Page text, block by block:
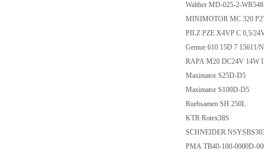
Walther MD-025-2-
MINIMOTOR MC 320
PILZ PZE X4VP C 0,5/
Gemue 610 15D 7 15611/
RAPA M20 DC24V 14W
Maximator S25D-D5
Maximator S100D-D5
Ruebsamen SH 250L
KTR Rotex38S
SCHNEIDER
PMA TB40-100-0000D-